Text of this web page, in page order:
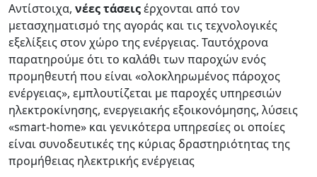
Αντίστοιχα, νέες τάσειςέρχονται από τον
μετασχηματισμό της αγοράς και τις τεχνολογικές
εξελίξεις στον χώρο της ενέργειας. Ταυτόχρονα
παρατηρούμε ότι το καλάθι των παροχών ενός
προμηθευτή που είναι «ολοκληρωμένος πάροχος
ενέργειας», εμπλουτίζεται με παροχές υπηρεσιών
ηλεκτροκίνησης, ενεργειακής εξοικονόμησης, λύσεις
«smart-home» και γενικότερα υπηρεσίες οι οποίες
είναι συνοδευτικές της κύριας δραστηριότητας της
προμήθειας ηλεκτρικής ενέργειας